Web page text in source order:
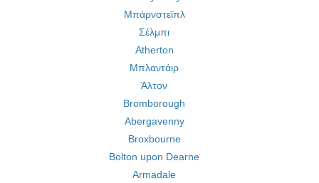
Μπάρνστεϊπλ
Σέλμπι
Atherton
Μπλαντάιρ
Άλτον
Bromborough
Abergavenny
Broxbourne
Bolton upon Dearne
Armadale